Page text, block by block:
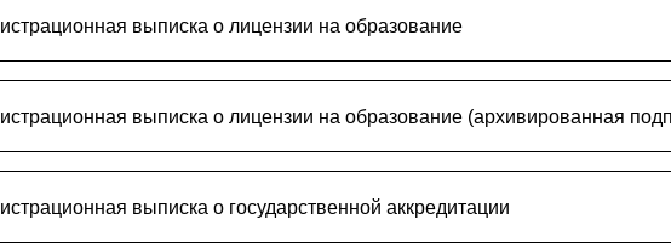
выписка о лицензии на образование
выписка о лицензии на образование (архивированная
выписка о государственной аккредитации